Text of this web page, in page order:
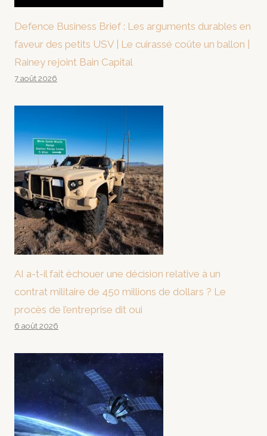
Defence Business Brief : Les arguments durables en
faveur des petits USV | Le cuirassé coûte un ballon |
Rainey rejoint Bain Capital
7 août 2026
AI a-t-il fait échouer une décision relative à un
contrat militaire de 450 millions de dollars ? Le
procès de l’entreprise dit oui
6 août 2026